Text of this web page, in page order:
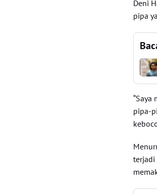
Deni
pipa
pipa-
terjadi